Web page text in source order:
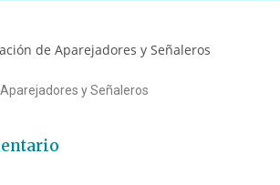
y Señaleros